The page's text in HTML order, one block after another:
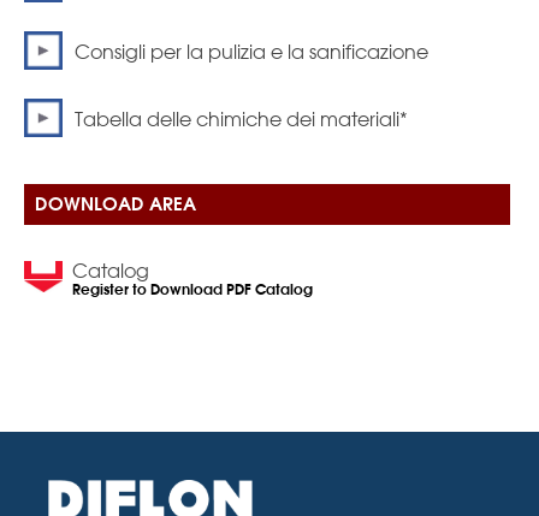
Consigli per la pulizia e la sanificazione
Tabella delle chimiche dei materiali*
DOWNLOAD AREA
Catalog
Register to Download PDF Catalog